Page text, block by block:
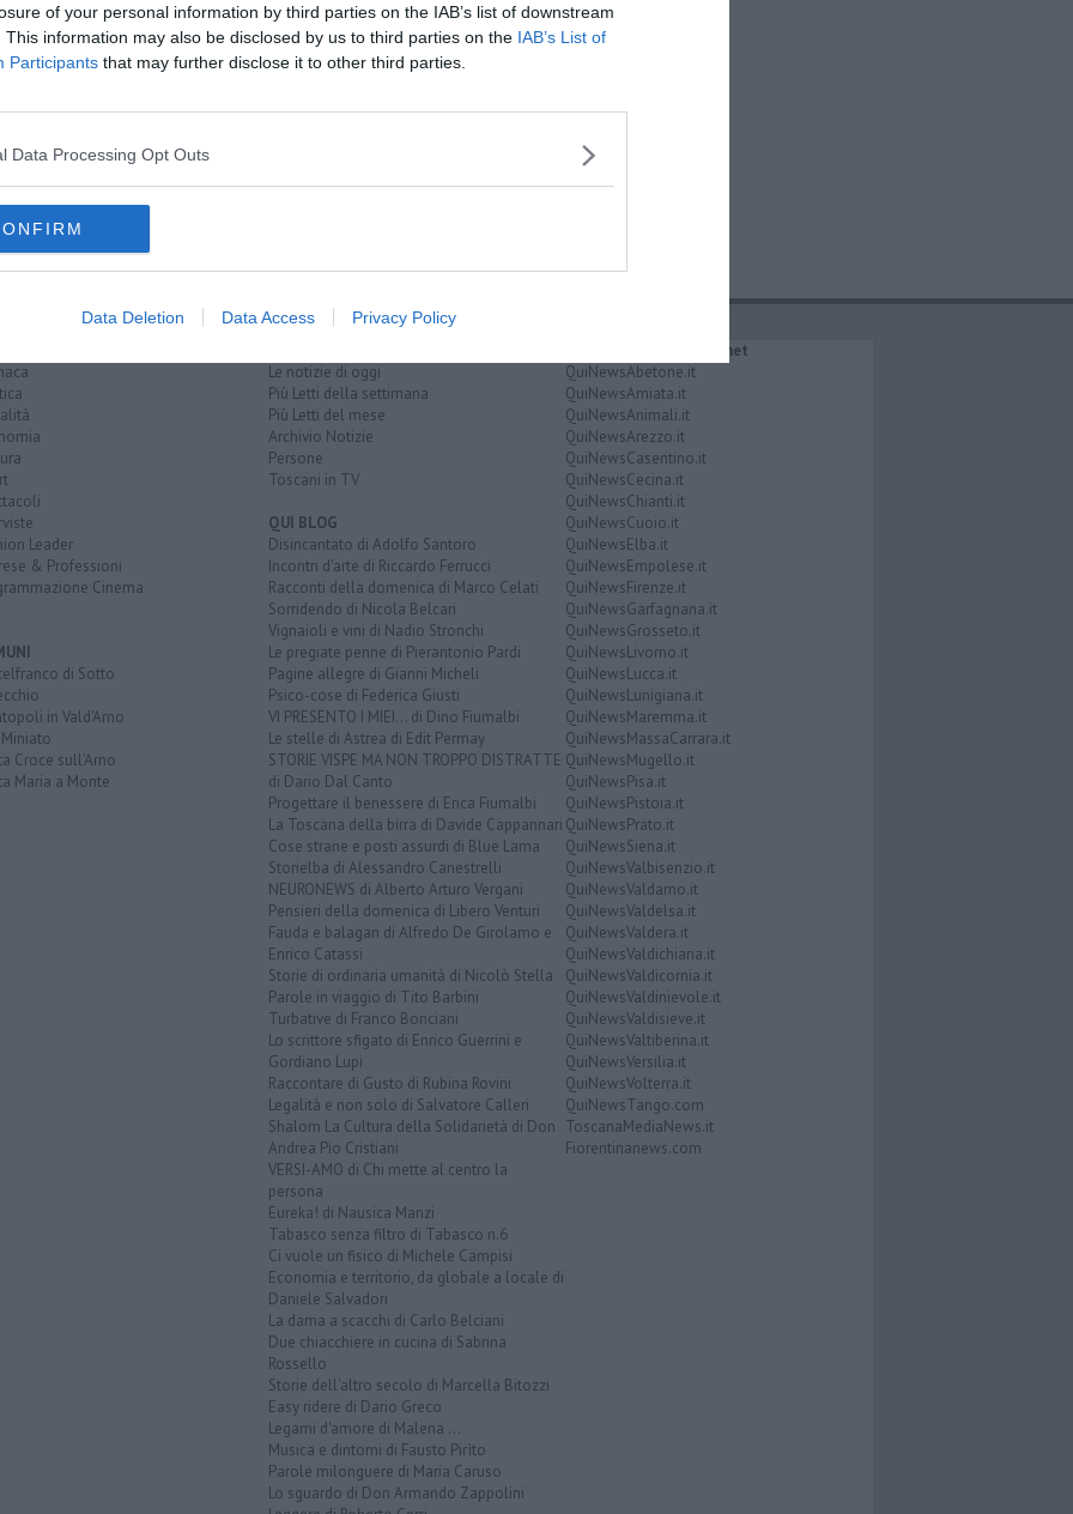
of your personal information by third parties on the IAB’s list of downstream
This information may also be disclosed by us to third parties on the IAB’s List of
Participants that may further disclose it to other third parties.
Data Processing Opt Outs
Data Deletion Data Access Privacy Policy
iscriviti alla
Newsletter QUInews - ToscanaMedia.
nella tua casella di posta.
montanelli tennis
Leader
& Professioni
Cinema
di Sotto
in Vald'Arno
Croce sull'Arno
Maria a Monte
Le notizie di oggi
Più Letti della settimana
Più Letti del mese
Archivio Notizie
Persone
Toscani in TV
QUI BLOG
Disincantato di Adolfo Santoro
Incontri d'arte di Riccardo Ferrucci
Racconti della domenica di Marco Celati
Sorridendo di Nicola Belcari
Vignaioli e vini di Nadio Stronchi
Le pregiate penne di Pierantonio Pardi
Pagine allegre di Gianni Micheli
Psico-cose di Federica Giusti
VI PRESENTO I MIEI... di Dino Fiumalbi
Le stelle di Astrea di Edit Permay
STORIE VISPE MA NON TROPPO DISTRATTE
di Dario Dal Canto
Progettare il benessere di Erica Fiumalbi
La Toscana della birra di Davide Cappannari
Cose strane e posti assurdi di Blue Lama
Storielba di Alessandro Canestrelli
NEURONEWS di Alberto Arturo Vergani
Pensieri della domenica di Libero Venturi
Fauda e balagan di Alfredo De Girolamo e
Enrico Catassi
Storie di ordinaria umanità di Nicolò Stella
Parole in viaggio di Tito Barbini
Turbative di Franco Bonciani
Lo scrittore sfigato di Enrico Guerrini e
Gordiano Lupi
Raccontare di Gusto di Rubina Rovini
Legalità e non solo di Salvatore Calleri
Shalom La Cultura della Solidarietà di Don
Andrea Pio Cristiani
VERSI-AMO di Chi mette al centro la
persona
Eureka! di Nausica Manzi
Tabasco senza filtro di Tabasco n.6
Ci vuole un fisico di Michele Campisi
Economia e territorio, da globale a locale di
Daniele Salvadori
La dama a scacchi di Carlo Belciani
Due chiacchiere in cucina di Sabrina
Rossello
Storie dell'altro secolo di Marcella Bitozzi
Easy ridere di Dario Greco
Legami d'amore di Malena ...
Musica e dintorni di Fausto Pirìto
Parole milonguere di Maria Caruso
Lo sguardo di Don Armando Zappolini
IL NETWORK QuiNews.net
QuiNewsAbetone.it
QuiNewsAmiata.it
QuiNewsAnimali.it
QuiNewsArezzo.it
QuiNewsCasentino.it
QuiNewsCecina.it
QuiNewsChianti.it
QuiNewsCuoio.it
QuiNewsElba.it
QuiNewsEmpolese.it
QuiNewsFirenze.it
QuiNewsGarfagnana.it
QuiNewsGrosseto.it
QuiNewsLivorno.it
QuiNewsLucca.it
QuiNewsLunigiana.it
QuiNewsMaremma.it
QuiNewsMassaCarrara.it
QuiNewsMugello.it
QuiNewsPisa.it
QuiNewsPistoia.it
QuiNewsPrato.it
QuiNewsSiena.it
QuiNewsValbisenzio.it
QuiNewsValdarno.it
QuiNewsValdelsa.it
QuiNewsValdera.it
QuiNewsValdichiana.it
QuiNewsValdicornia.it
QuiNewsValdinievole.it
QuiNewsValdisieve.it
QuiNewsValtiberina.it
QuiNewsVersilia.it
QuiNewsVolterra.it
QuiNewsTango.com
ToscanaMediaNews.it
Fiorentinanews.com